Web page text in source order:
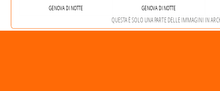
GENOVA DI NOTTE GENOVA DI NOTTE
QUESTA È SOLO UNA PARTE DELLE IMMAGINI IN